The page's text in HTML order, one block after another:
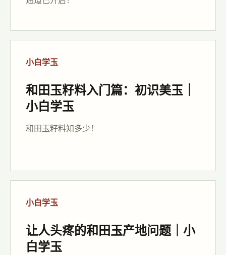
小白学玉
和田玉籽料入门篇：初识美玉｜
小白学玉
和田玉籽料知多少！
小白学玉
让人头疼的和田玉产地问题｜小
白学玉